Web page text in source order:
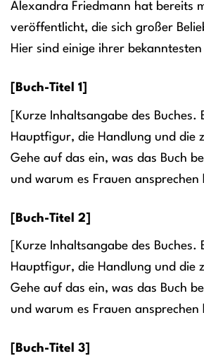
Alexandra Friedmann hat bereits
veröffentlicht, die sich großer
Hier sind einige ihrer bekanntesten
[Buch-Titel 1]
[Kurze Inhaltsangabe des Buches.
Hauptfigur, die Handlung und die
Gehe auf das ein, was das Buch
und warum es Frauen ansprechen
[Buch-Titel 2]
[Kurze Inhaltsangabe des Buches.
Hauptfigur, die Handlung und die
Gehe auf das ein, was das Buch
und warum es Frauen ansprechen
[Buch-Titel 3]